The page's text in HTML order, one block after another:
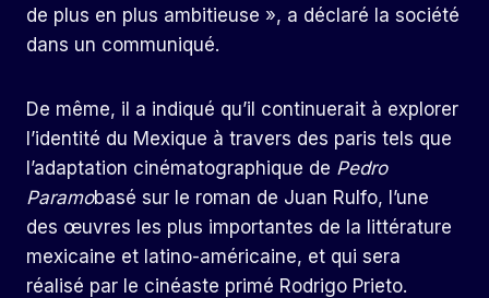
de plus en plus ambitieuse », a déclaré la société
dans un communiqué.
De même, il a indiqué qu’il continuerait à explorer
l’identité du Mexique à travers des paris tels que
l’adaptation cinématographique de Pedro
Paramobasé sur le roman de Juan Rulfo, l’une
des œuvres les plus importantes de la littérature
mexicaine et latino-américaine, et qui sera
réalisé par le cinéaste primé Rodrigo Prieto.